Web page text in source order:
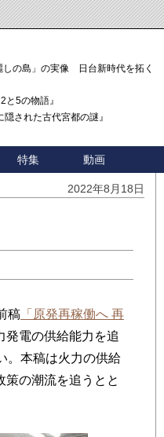
の島」の実像 日台新時代を拓く「3
5の物語』
された古代宮都の謎』
特集 動画
2022年8月18日
稿 「原発再稼働へ 再
発電の供給能力を追
。本稿は火力の供給
の潮流を追うとと